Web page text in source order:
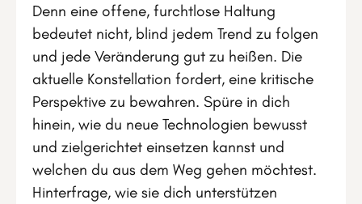
Denn eine offene, furchtlose Haltung
bedeutet nicht, blind jedem Trend zu folgen
und jede Veränderung gut zu heißen. Die
aktuelle Konstellation fordert, eine kritische
Perspektive zu bewahren. Spüre in dich
hinein, wie du neue Technologien bewusst
und zielgerichtet einsetzen kannst und
welchen du aus dem Weg gehen möchtest.
Hinterfrage, wie sie dich unterstützen